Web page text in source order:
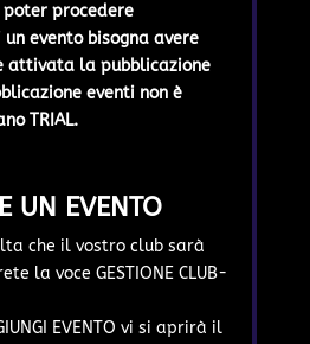
poter procedere
evento bisogna avere
attivata la pubblicazione
eventi non è
TRIAL.
UN EVENTO
che il vostro club sarà
la voce GESTIONE CLUB-
EVENTO vi si aprirà il